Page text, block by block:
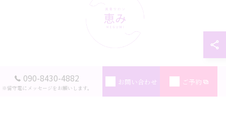
090-8430-4882
※留守電にメッセージをお願いします。
お問い合わせ ご予約
© 2026 広島県広島市のリラクゼーションなら美骨サロン恵み ALL RIGHTS
RESERVED.